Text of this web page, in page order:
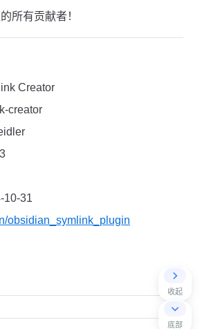
收起
底部
所有贡献者！
Creator
creator
10-31
obsidian_symlink_plugin